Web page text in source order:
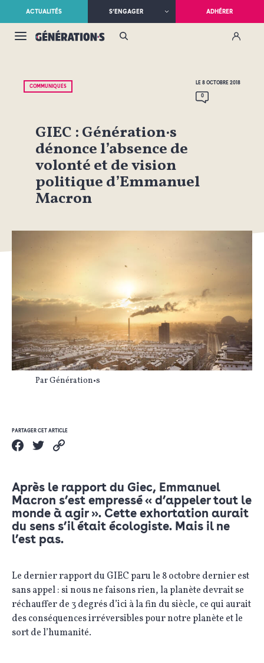
ACTUALITÉS S’ENGAGER ADHÉRER
COMMUNIQUÉS
LE 8 OCTOBRE 2018
0
GIEC : Génération·s
dénonce l’absence de
volonté et de vision
politique d’Emmanuel
Macron
Par Génération•s
PARTAGER CET ARTICLE
Après le rapport du Giec, Emmanuel
Macron s’est empressé « d’appeler tout le
monde à agir ». Cette exhortation aurait
du sens s’il était écologiste. Mais il ne
l’est pas.
Le dernier rapport du GIEC paru le 8 octobre dernier est
sans appel : si nous ne faisons rien, la planète devrait se
réchauffer de 3 degrés d’ici à la fin du siècle, ce qui aurait
des conséquences irréversibles pour notre planète et le
sort de l’humanité.